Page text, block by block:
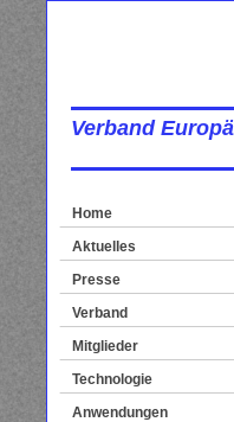
Verband
Home
Aktuelles
Presse
Verband
Mitglieder
Technologie
Anwendungen